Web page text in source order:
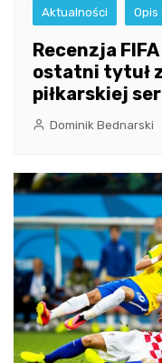
Aktualności Opis
Recenzja
ostatni tytuł
piłkarskiej
Dominik Bednarski